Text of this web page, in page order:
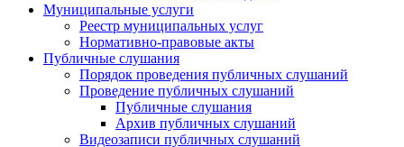
Муниципальные услуги
Реестр муниципальных услуг
Нормативно-правовые акты
Публичные слушания
Порядок проведения публичных слушаний
Проведение публичных слушаний
Публичные слушания
Архив публичных слушаний
Видеозаписи публичных слушаний